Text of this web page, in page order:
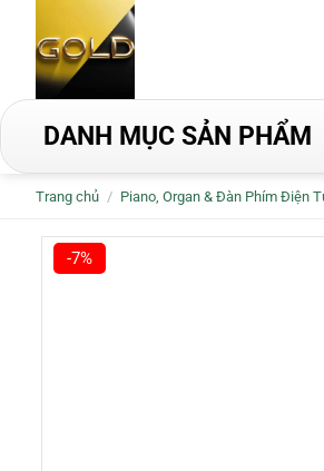
dung
DANH MỤC SẢN PHẨM
Trang chủ / Piano, Organ & Đàn Phím Điện
-7%